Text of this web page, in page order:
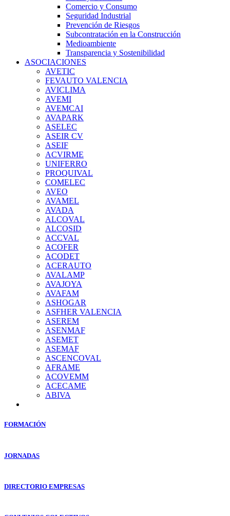
Comercio y Consumo
Seguridad Industrial
Prevención de Riesgos
Subcontratación en la Construcción
Medioambiente
Transparencia y Sostenibilidad
ASOCIACIONES
AVETIC
FEVAUTO VALENCIA
AVICLIMA
AVEMI
AVEMCAI
AVAPARK
ASELEC
ASEIR CV
ASEIF
ACVIRME
UNIFERRO
PROQUIVAL
COMELEC
AVEO
AVAMEL
AVADA
ALCOVAL
ALCOSID
ACCVAL
ACOFER
ACODET
ACERAUTO
AVALAMP
AVAJOYA
AVAFAM
ASHOGAR
ASFHER VALENCIA
ASEREM
ASENMAF
ASEMET
ASEMAF
ASCENCOVAL
AFRAME
ACOVEMM
ACECAME
ABIVA
FORMACIÓN
JORNADAS
DIRECTORIO EMPRESAS